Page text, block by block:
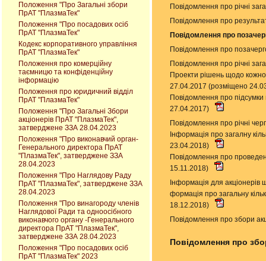
Положення "Про Загальні збори
ПрАТ "ПлазмаТек"
Положення "Про посадових осіб
ПрАТ "ПлазмаТек"
Кодекс корпоративного управління
ПрАТ "ПлазмаТек"
Положення про комерційну
таємницю та конфіденційну
інформацію
Положення про юридичний відділ
ПрАТ "ПлазмаТек"
Положення "Про Загальні Збори
акціонерів ПрАТ "ПлазмаТек",
затверджене ЗЗА 28.04.2023
Положення "Про виконавчий орган-
Генерального директора ПрАТ
"ПлазмаТек", затверджене ЗЗА
28.04.2023
Положення "Про Наглядову Раду
ПрАТ "ПлазмаТек", затверджене ЗЗА
28.04.2023
Положення "Про винагороду членів
Наглядової Ради та одноосібного
виконавчого органу -Генерального
директора ПрАТ "ПлазмаТек",
затверджене ЗЗА 28.04.2023
Положення "Про посадових осіб
ПрАТ "ПлазмаТек" 2023
Повідомлення про річні
Повідомлення про
Повідомлення про
Повідомлення про
Повідомлення про річні
Проекти рішень щодо
27.04.2017 (розміщено
Повідомлення про
27.04.2017)
Повідомлення про річні
Інформація про загалну
23.04.2018)
Повідомлення про
15.11.2018)
Інформація для
формація про загальну
18.12.2018)
Повідомлення про збори
Повідомлення про